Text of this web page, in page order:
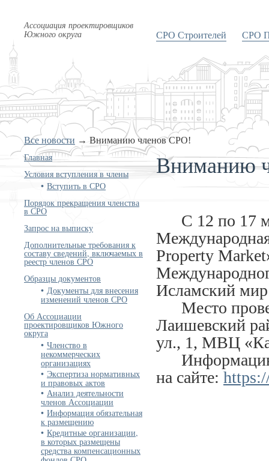
Ассоциация проектировщиков
Южного округа СРО Строителей СРО
Все новости →Вниманию членов СРО!
Главная
Условия вступления в члены
Вступить в СРО
Порядок прекращения членства
в СРО
Запрос на выписку
Дополнительные требования к
составу сведений, включаемых в
реестр членов СРО
Образцы документов
Документы для внесения
изменений членов СРО
Об Ассоциации
проектировщиков Южного
округа
Членство в
некоммерческих
организациях
Экспертиза нормативных
и правовых актов
Анализ деятельности
членов Ассоциации
Информация обязательная
к размещению
Кредитные организации,
в которых размещены
средства компенсационных
Вниманию
С 12 по 17
Property
Исламский
Место
Лаишевский
ул., 1, МВЦ
Информацию
на сайте: